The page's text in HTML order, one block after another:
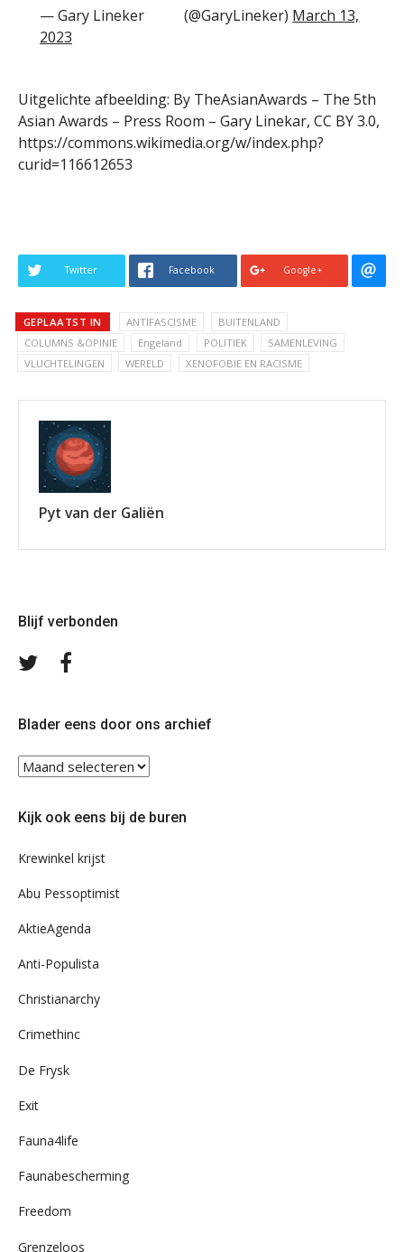
— Gary Lineker (@GaryLineker) March 13,
2023
Uitgelichte afbeelding: By TheAsianAwards – The 5th
Asian Awards – Press Room – Gary Linekar, CC BY 3.0,
https://commons.wikimedia.org/w/index.php?
curid=116612653
Twitter Facebook Google+
GEPLAATST IN ANTIFASCISME
BUITENLAND
COLUMNS &OPINIE
Engeland POLITIEK
SAMENLEVING
VLUCHTELINGEN
WERELD XENOFOBIE EN RACISME
Pyt van der Galiën
Blijf verbonden
Volg
Blader eens door ons archief
Blader
eens
ons
Kijk ook eens bij de buren
Krewinkel krijst
Abu Pessoptimist
AktieAgenda
Anti-Populista
Christianarchy
Crimethinc
De Frysk
Exit
Fauna4life
Faunabescherming
Freedom
Grenzeloos